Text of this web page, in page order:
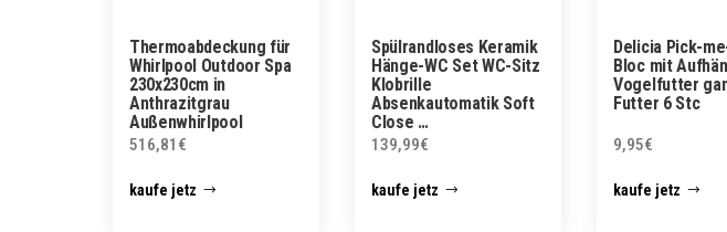
Thermoabdeckung für
Whirlpool Outdoor Spa
230x230cm in
Anthrazitgrau
Außenwhirlpool
516,81 €
kaufe jetz
Spülrandloses Keramik
Hänge-WC Set WC-Sitz
Klobrille
Absenkautomatik Soft
Close …
139,99€
kaufe jetz
Delicia Pick-
Bloc mit
Vogelfutter
Futter 6 Stc
9,95€
kaufe jetz